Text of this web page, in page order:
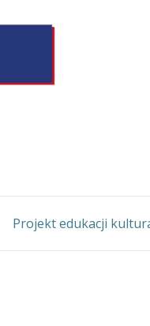
Projekt edukacji